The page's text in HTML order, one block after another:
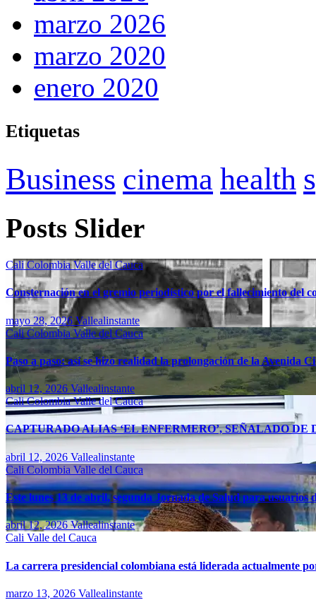
marzo 2026
marzo 2020
enero 2020
Etiquetas
Business cinema health
Posts Slider
CaliColombiaValle del Cauca
Consternación en el gremio periodístico por el fallecimiento del
mayo 28, 2026Vallealinstante
CaliColombiaValle del Cauca
Paso a paso: así se hizo realidad la prolongación de la Avenida
abril 12, 2026 Vallealinstante
CaliColombiaValle del Cauca
CAPTURADO ALIAS ‘EL ENFERMERO’, SEÑALADO DE
abril 12, 2026 Vallealinstante
Cali Colombia Valle del Cauca
Este lunes 13 de abril, segunda Jornada de Salud para usuarios
abril 12, 2026Vallealinstante
Cali Valle del Cauca
La carrera presidencial colombiana está liderada actualmente
marzo 13, 2026 Vallealinstante